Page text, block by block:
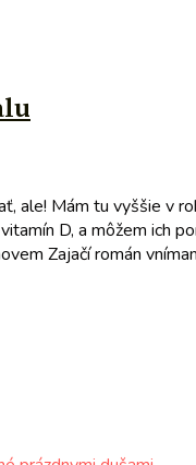
ale! Mám tu vyššie v
D, a môžem ich
Zajačí román